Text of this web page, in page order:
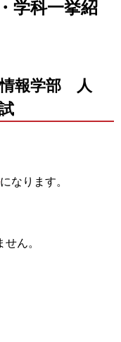
学科一挙紹
報学部 人
になります。
ん。